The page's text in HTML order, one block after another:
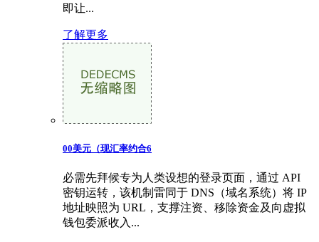
即让...
了解更多
00美元（现汇率约合6
必需先拜候专为人类设想的登录页面，通过 API
密钥运转，该机制雷同于 DNS（域名系统）将 IP
地址映照为 URL，支撑注资、移除资金及向虚拟
钱包委派收入...